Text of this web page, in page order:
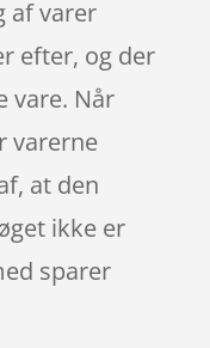
af varer
efter, og der
vare. Når
varerne
at den
ikke er
sparer